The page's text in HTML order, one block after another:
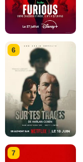
6
7